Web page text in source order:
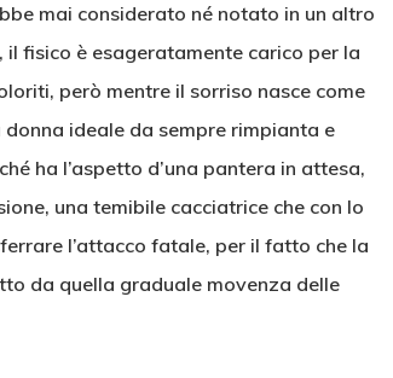
mai considerato né notato in un altro
fisico è esageratamente carico per la
però mentre il sorriso nasce come
donna ideale da sempre rimpianta e
ha l’aspetto d’una pantera in attesa,
una temibile cacciatrice che con lo
l’attacco fatale, per il fatto che la
da quella graduale movenza delle